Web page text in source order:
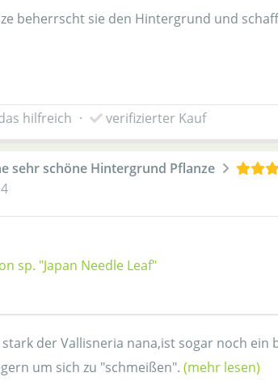
beherrscht sie den Hintergrund und
hilfreich · verifizierter Kauf
sehr schöne Hintergrund Pflanze
sp. "Japan Needle Leaf"
der Vallisneria nana,ist sogar noch
um sich zu "schmeißen". (mehr lesen)